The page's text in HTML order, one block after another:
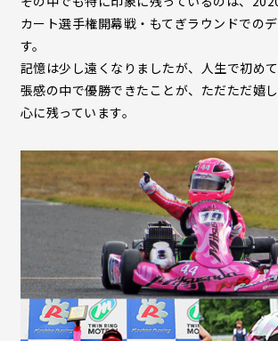
カート選手権開幕戦・もてぎラウンドでの
す。
記憶は少し遠くなりましたが、人生で初め
張感の中で優勝できたことが、ただただ嬉
心に残っています。